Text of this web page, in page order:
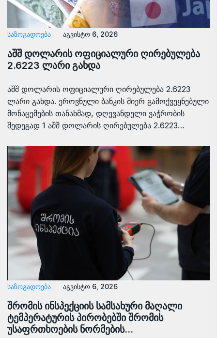
ᲡᲐᲖᲝᲒᲐᲓᲝᲔᲑᲐ აგვისტო 6, 2026
აშშ დოლარის ოფიციალური ღირებულება
2.6223 ლარი გახდა
აშშ დოლარის ოფიციალური ღირებულება 2.6223
ლარი გახდა. ეროვნული ბანკის მიერ გამოქვეყნებული
მონაცემების თანახმად, დღევანდელი ვაჭრობის
შედეგად 1 აშშ დოლარის ღირებულება 2.6223…
ᲡᲐᲖᲝᲒᲐᲓᲝᲔᲑᲐ აგვისტო 6, 2026
შრომის ინსპექციის სამსახური მაღალი
ტემპერატურის პირობებში შრომის
უსაფრთხოების ნორმების…